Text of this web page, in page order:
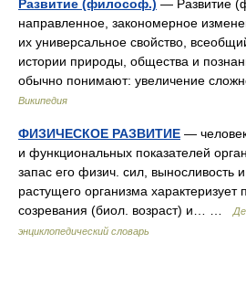
Развитие (философ.) — Развитие
направленное, закономерное
их универсальное свойство,
истории природы, общества и
обычно понимают: увеличение
Википедия
ФИЗИЧЕСКОЕ РАЗВИТИЕ —
и функциональных показателей
запас его физич. сил, выносливость
растущего организма
созревания (биол. возраст) и… …
энциклопедический словарь